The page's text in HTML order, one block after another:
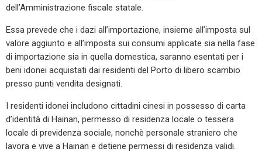
dell’Amministrazione fiscale statale.
Essa prevede che i dazi all’importazione, insieme all’imposta sul
valore aggiunto e all’imposta sui consumi applicate sia nella fase
di importazione sia in quella domestica, saranno esentati per i
beni idonei acquistati dai residenti del Porto di libero scambio
presso punti vendita designati.
I residenti idonei includono cittadini cinesi in possesso di carta
d’identità di Hainan, permesso di residenza locale o tessera
locale di previdenza sociale, nonchè personale straniero che
lavora e vive a Hainan e detiene permessi di residenza validi.